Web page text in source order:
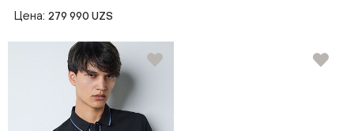
Цена: 279 990 UZS